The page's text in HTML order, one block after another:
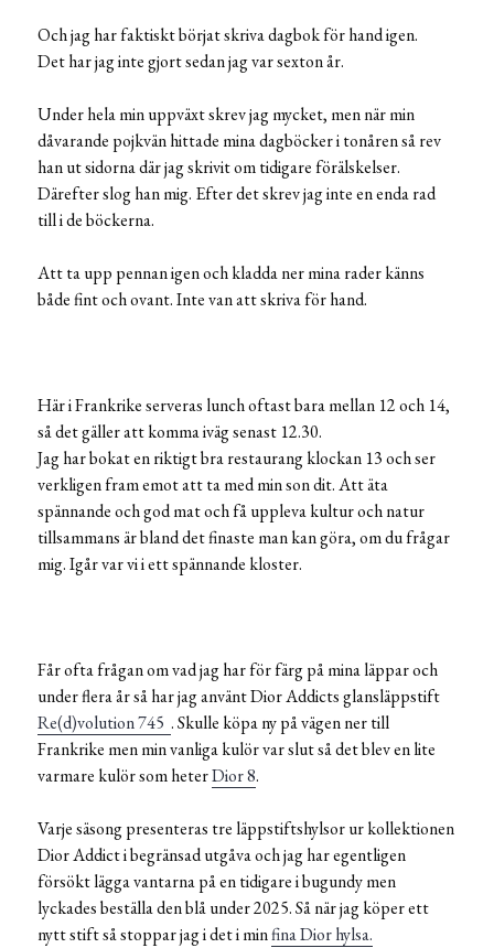
Och jag har faktiskt börjat skriva dagbok för hand igen.
Det har jag inte gjort sedan jag var sexton år.
Under hela min uppväxt skrev jag mycket, men när min
dåvarande pojkvän hittade mina dagböcker i tonåren så rev
han ut sidorna där jag skrivit om tidigare förälskelser.
Därefter slog han mig. Efter det skrev jag inte en enda rad
till i de böckerna.
Att ta upp pennan igen och kladda ner mina rader känns
både fint och ovant. Inte van att skriva för hand.
Här i Frankrike serveras lunch oftast bara mellan 12 och 14,
så det gäller att komma iväg senast 12.30.
Jag har bokat en riktigt bra restaurang klockan 13 och ser
verkligen fram emot att ta med min son dit. Att äta
spännande och god mat och få uppleva kultur och natur
tillsammans är bland det finaste man kan göra, om du frågar
mig. Igår var vi i ett spännande kloster.
Får ofta frågan om vad jag har för färg på mina läppar och
under flera år så har jag använt Dior Addicts glansläppstift
Re(d)volution 745 . Skulle köpa ny på vägen ner till
Frankrike men min vanliga kulör var slut så det blev en lite
varmare kulör som heterDior 8.
Varje säsong presenteras tre läppstiftshylsor ur kollektionen
Dior Addict i begränsad utgåva och jag har egentligen
försökt lägga vantarna på en tidigare i bugundy men
lyckades beställa den blå under 2025. Så när jag köper ett
nytt stift så stoppar jag i det i minfina Dior hylsa.